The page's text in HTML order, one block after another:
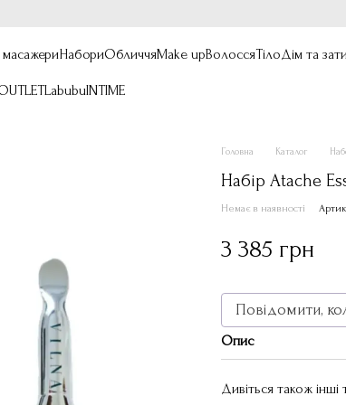
масажериНабориОбличчяMake upВолоссяТілоДім та
LabubuINTIME
Головна Каталог
Набір Atache
Немає в наявності
3 385 грн
Повідомити,
Опис
Дивіться також